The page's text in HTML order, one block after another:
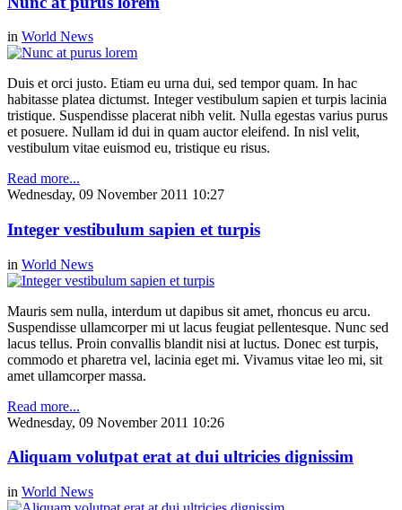
in World News
Duis et orci justo. Etiam eu urna dui, sed tempor quam. In hac
habitasse platea dictumst. Integer vestibulum sapien et turpis lacinia
tristique. Suspendisse placerat nibh velit. Nulla egestas varius purus
et posuere. Nullam id dui in quam auctor eleifend. In nisl velit,
vestibulum vitae euismod eu, tristique eu risus.
Read more...
Wednesday, 09 November 2011 10:27
Integer vestibulum sapien et turpis
in World News
Mauris sem nulla, interdum ut dapibus sit amet, rhoncus eu arcu.
Suspendisse ullamcorper mi ut lacus feugiat pellentesque. Nunc sed
lacus tellus. Proin convallis blandit nisi at luctus. Donec est turpis,
commodo et pharetra vel, lacinia eget mi. Vivamus vitae leo mi, sit
amet ullamcorper massa.
Read more...
Wednesday, 09 November 2011 10:26
Aliquam volutpat erat at dui ultricies dignissim
in World News